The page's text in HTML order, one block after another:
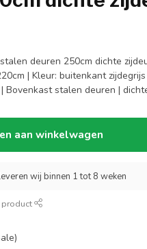
deuren 250cm dichte
| Kleur: buitenkant
Bovenkast stalen deuren |
aan winkelwagen
wij binnen 1 tot 8 weken
product